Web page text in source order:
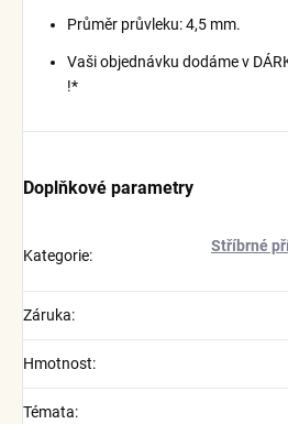
Průměr průvleku: 4,5 mm.
Vaši objednávku dodáme v
!*
Doplňkové parametry
Kategorie:
Stříbrné
Záruka:
Hmotnost:
Témata: